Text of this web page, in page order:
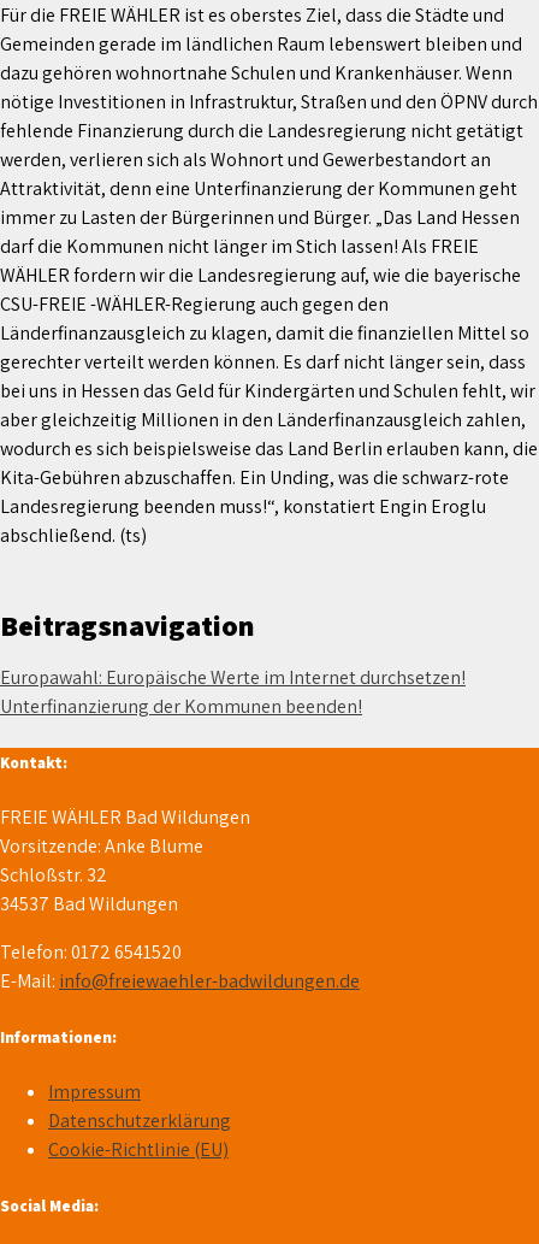
Für die FREIE WÄHLER ist es oberstes Ziel, dass die Städte und
Gemeinden gerade im ländlichen Raum lebenswert bleiben und
dazu gehören wohnortnahe Schulen und Krankenhäuser. Wenn
nötige Investitionen in Infrastruktur, Straßen und den ÖPNV durch
fehlende Finanzierung durch die Landesregierung nicht getätigt
werden, verlieren sich als Wohnort und Gewerbestandort an
Attraktivität, denn eine Unterfinanzierung der Kommunen geht
immer zu Lasten der Bürgerinnen und Bürger. „Das Land Hessen
darf die Kommunen nicht länger im Stich lassen! Als FREIE
WÄHLER fordern wir die Landesregierung auf, wie die bayerische
CSU-FREIE -WÄHLER-Regierung auch gegen den
Länderfinanzausgleich zu klagen, damit die finanziellen Mittel so
gerechter verteilt werden können. Es darf nicht länger sein, dass
bei uns in Hessen das Geld für Kindergärten und Schulen fehlt, wir
aber gleichzeitig Millionen in den Länderfinanzausgleich zahlen,
wodurch es sich beispielsweise das Land Berlin erlauben kann, die
Kita-Gebühren abzuschaffen. Ein Unding, was die schwarz-rote
Landesregierung beenden muss!“, konstatiert Engin Eroglu
abschließend. (ts)
Beitragsnavigation
Europawahl: Europäische Werte im Internet durchsetzen!
Unterfinanzierung der Kommunen beenden!
Kontakt:
FREIE WÄHLER Bad Wildungen
Vorsitzende: Anke Blume
Schloßstr. 32
34537 Bad Wildungen
Telefon: 0172 6541520
E-Mail: info@freiewaehler-badwildungen.de
Informationen:
Impressum
Datenschutzerklärung
Cookie-Richtlinie (EU)
Social Media: